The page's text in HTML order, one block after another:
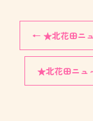
← ★北花田ニ
★北花田ニュ